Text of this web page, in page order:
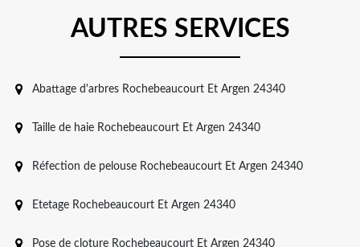
AUTRES SERVICES
Abattage d'arbres Rochebeaucourt Et Argen 24340
Taille de haie Rochebeaucourt Et Argen 24340
Réfection de pelouse Rochebeaucourt Et Argen 24340
Etetage Rochebeaucourt Et Argen 24340
Pose de cloture Rochebeaucourt Et Argen 24340